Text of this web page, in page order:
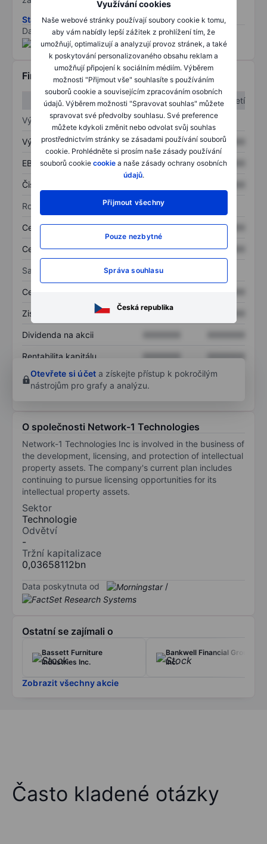
Využívání cookies
Naše webové stránky používají soubory cookie k tomu,
aby vám nabídly lepší zážitek z prohlížení tím, že
umožňují, optimalizují a analyzují provoz stránek, a také
k poskytování personalizovaného obsahu reklam a
umožňují připojení k sociálním médiím. Výběrem
možnosti "Přijmout vše" souhlasíte s používáním
souborů cookie a souvisejícím zpracováním osobních
údajů. Výběrem možnosti "Spravovat souhlas" můžete
spravovat své předvolby souhlasu. Své preference
můžete kdykoli změnit nebo odvolat svůj souhlas
prostřednictvím stránky se zásadami používání souborů
cookie. Prohlédněte si prosím naše zásady používání
souborů cookie cookie a naše zásady ochrany osobních
údajů.
Přijmout všechny
Pouze nezbytné
Správa souhlasu
Česká republika
Stáhněte si metodiku rizik ESG
Data poskytnuta od
/
Finanční informace
1. čtvrtletí
2. čtvrtletí
Výkaz zisku a ztráty
Výnos XXXXXXX XXXXXXX
EBITDA XXXXXXX XXXXXXX
Čistý příjem
Rozvaha
Celková aktiva XXXXXXX XXXXXXX
Celkový dluh XXXXXXX XXXXXXX
Sazby
Cena/tržby
Zisk na akcii XXXXXXX
Dividenda na akcii
Rentabilita kapitálu XXXXXXX
XXXXXXX
Otevřete si účet a získejte přístup k pokročilým
nástrojům pro grafy a analýzu.
O společnosti Network-1 Technologies
Network-1 Technologies Inc is involved in the business of
the development, licensing, and protection of intellectual
property assets. The company's current plan includes
continuing to pursue licensing opportunities for its
intellectual property assets.
Sektor
Technologie
Odvětví
-
Tržní kapitalizace
0,03658112bn
Data poskytnuta od /
Ostatní se zajímali o
Bassett Furniture
Industries Inc.
Bankwell Financial Group
Inc.
Zobrazit všechny akcie
Často kladené otázky